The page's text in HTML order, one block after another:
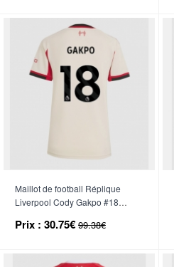
Maillot de football Réplique
Liverpool Cody Gakpo #18
Manche Courte
Prix : 30.75€ 99.38€